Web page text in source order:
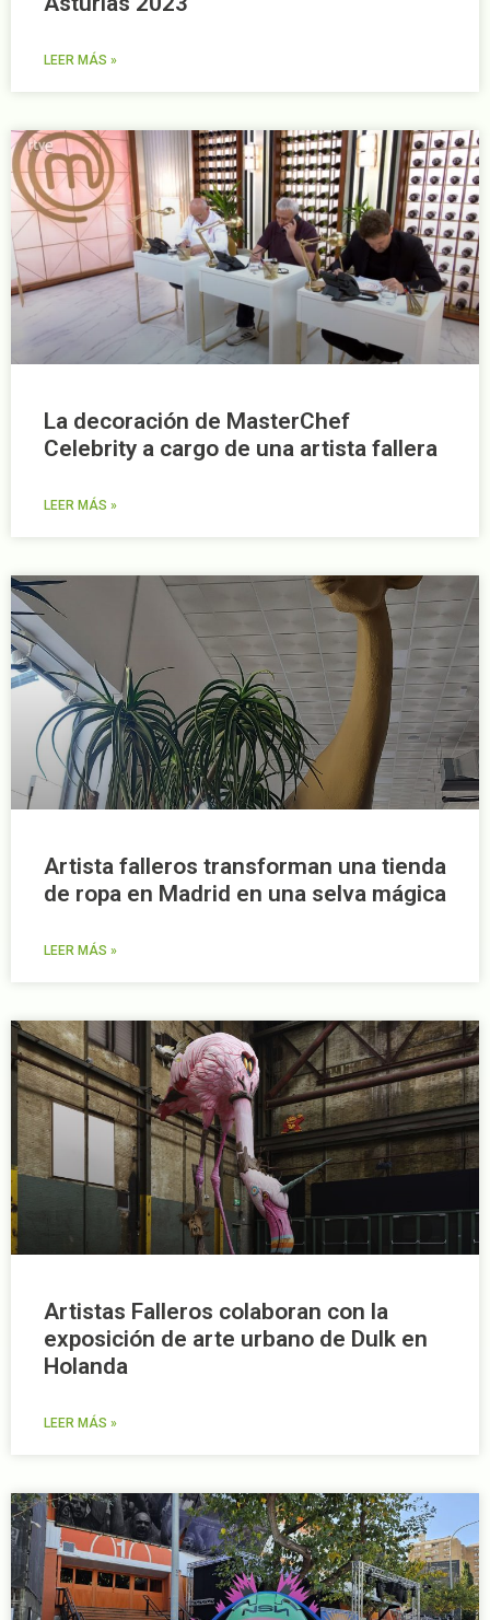
LEER MÁS »
La decoración de MasterChef
Celebrity a cargo de una artista fallera
LEER MÁS »
Artista falleros transforman una tienda
de ropa en Madrid en una selva mágica
LEER MÁS »
Artistas Falleros colaboran con la
exposición de arte urbano de Dulk en
Holanda
LEER MÁS »